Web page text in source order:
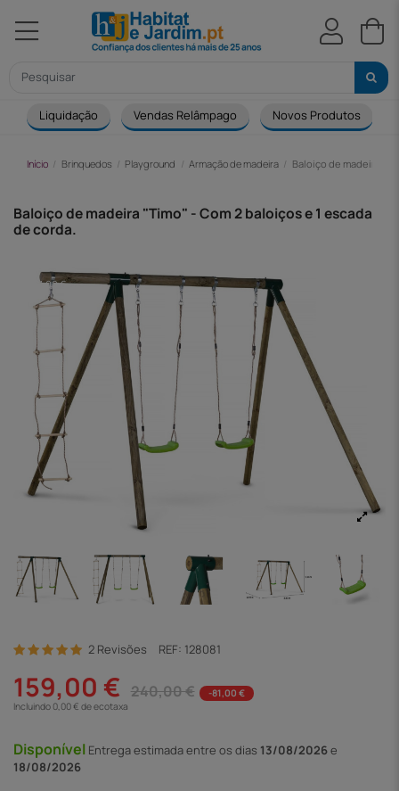
Liquidação Vendas Relâmpago Novos Produtos
Início Brinquedos Playground Armação de madeira Baloiço de madeira
Baloiço de madeira "Timo" - Com 2 baloiços e 1 escada
de corda.
-81,00 €
2 Revisões REF: 128081
159,00 € 240,00 €
-81,00 €
Incluindo 0,00 € de ecotaxa
Disponível Entregaestimada entre os dias 13/08/2026e
18/08/2026